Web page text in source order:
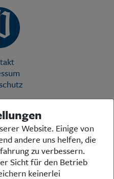
ist eine einzigartige Stimme
Woche für Woche berichtet sie
Kultur und Wirtschaft und
unserer Gesellschaft
Redaktion dem traditionellen
Das alte Preußen stand und
Website. Einige von
andere uns helfen, die
zu verbessern.
Sicht für den Betrieb
keinerlei